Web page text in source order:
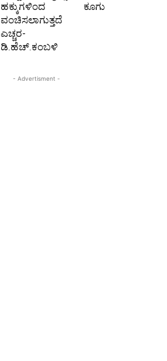
ಹಕ್ಕುಗಳಿಂದ
ವಂಚಿಸಲಾಗುತ್ತದೆ
ಎಚ್ಚರ-
ಡಿ.ಹೆಚ್.ಕಂಬಳಿ
ಕೂಗು
- Advertisment -